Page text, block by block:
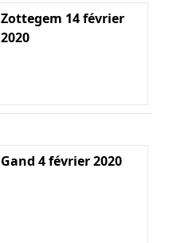
Zottegem 14 février
2020
Gand 4 février 2020